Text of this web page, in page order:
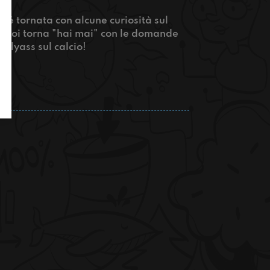
tornata con alcune curiosità sul
torna "hai mai" con le domande
Ilyass sul calcio!